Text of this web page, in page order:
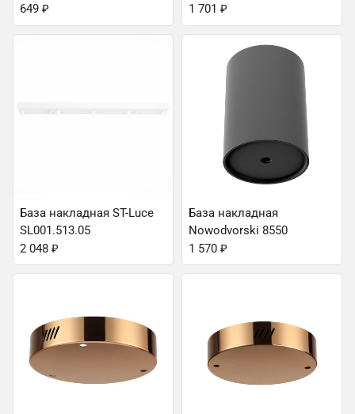
649 ₽
1 701 ₽
База накладная ST-Luce
SL001.513.05
2 048 ₽
База накладная
Nowodvorski 8550
1 570 ₽